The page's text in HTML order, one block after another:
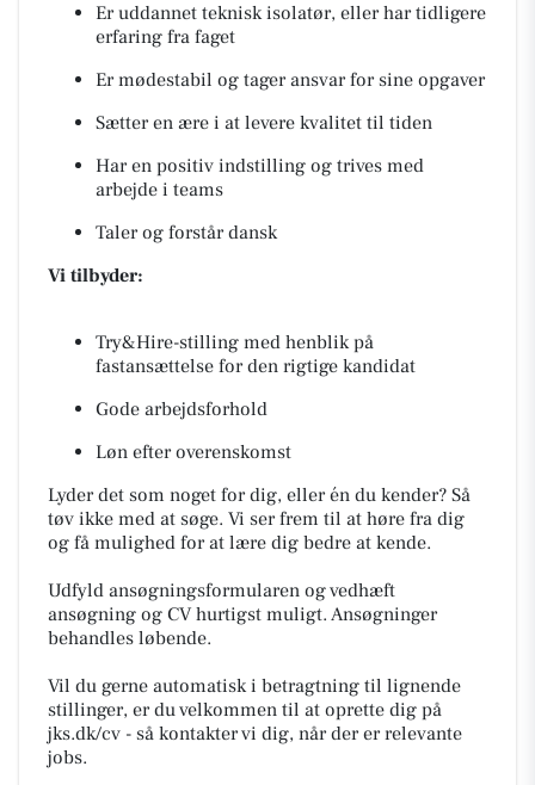
Er uddannet teknisk isolatør, eller har tidligere
erfaring fra faget
Er mødestabil og tager ansvar for sine opgaver
Sætter en ære i at levere kvalitet til tiden
Har en positiv indstilling og trives med
arbejde i teams
Taler og forstår dansk
Vi tilbyder:
Try&Hire-stilling med henblik på
fastansættelse for den rigtige kandidat
Gode arbejdsforhold
Løn efter overenskomst
Lyder det som noget for dig, eller én du kender? Så
tøv ikke med at søge. Vi ser frem til at høre fra dig
og få mulighed for at lære dig bedre at kende.
Udfyld ansøgningsformularen og vedhæft
ansøgning og CV hurtigst muligt. Ansøgninger
behandles løbende.
Vil du gerne automatisk i betragtning til lignende
stillinger, er du velkommen til at oprette dig på
jks.dk/cv - så kontakter vi dig, når der er relevante
jobs.